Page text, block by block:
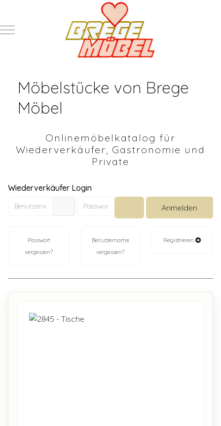
Mobile Menu Toggle
Möbelstücke von Brege
Möbel
Onlinemöbelkatalog für
Wiederverkäufer, Gastronomie und
Private
Wiederverkäufer Login
Benutzername
Passwort
Passwort anzeigen
Anmelden
Passwort
vergessen?
Benutzername
vergessen?
Registrieren